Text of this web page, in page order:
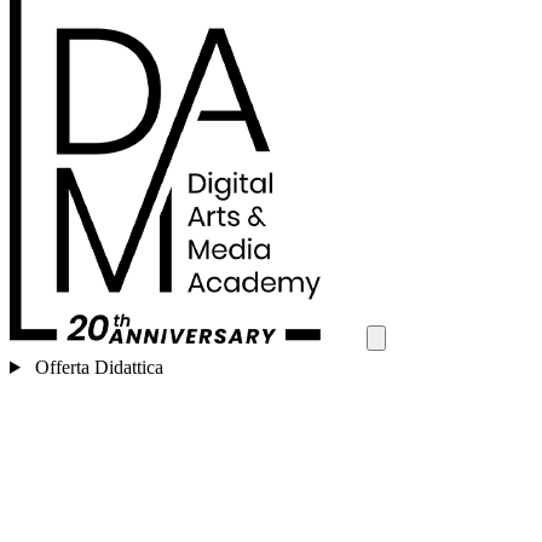
Offerta Didattica